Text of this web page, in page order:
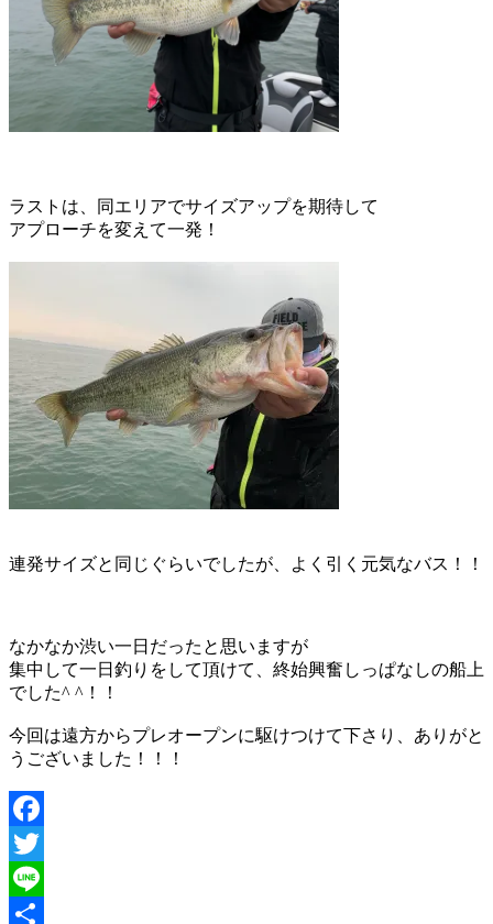
ラストは、同エリアでサイズアップを期待して
アプローチを変えて一発！
連発サイズと同じぐらいでしたが、よく引く元気なバス！！
なかなか渋い一日だったと思いますが
集中して一日釣りをして頂けて、終始興奮しっぱなしの船上
でした^ ^！！
今回は遠方からプレオープンに駆けつけて下さり、ありがと
うございました！！！
Facebook
Twitter
Line